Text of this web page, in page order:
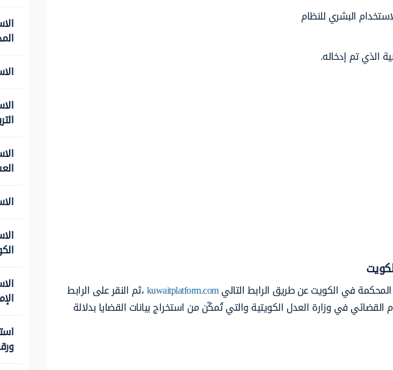
البشري للنظام
الذي تم إدخاله.
في الكويت عن طريق الرابط التاليkuwaitplatform.com،ثم النقر على الرابط
القضائي في وزارة العدل الكويتية والتي تُمكّن من استخراج بيانات القضايا بدلالة